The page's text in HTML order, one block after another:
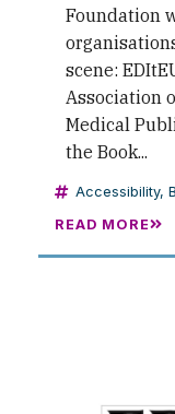
Foundation
scene:
Association
Medical
the Book...
Accessibility,
READ MORE